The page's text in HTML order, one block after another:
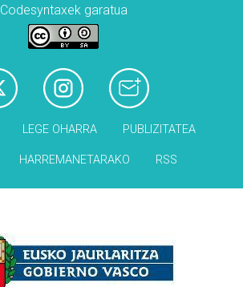
Codesyntaxek garatua
LEGE OHARRA PUBLIZITATEA
HARREMANETARAKO RSS